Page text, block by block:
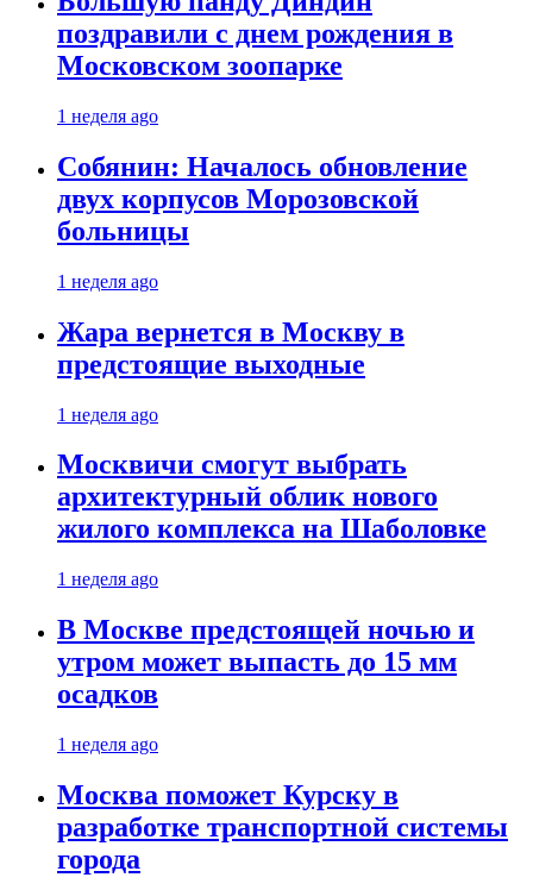
поздравили с днем рождения в
Московском зоопарке
1 неделя ago
Собянин: Началось обновление
двух корпусов Морозовской
больницы
1 неделя ago
Жара вернется в Москву в
предстоящие выходные
1 неделя ago
Москвичи смогут выбрать
архитектурный облик нового
жилого комплекса на Шаболовке
1 неделя ago
В Москве предстоящей ночью и
утром может выпасть до 15 мм
осадков
1 неделя ago
Москва поможет Курску в
разработке транспортной системы
города